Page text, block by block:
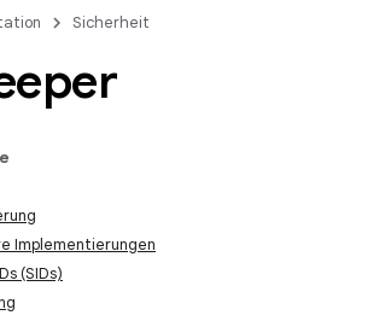
Sicherheit
Implementierungen
(SIDs)